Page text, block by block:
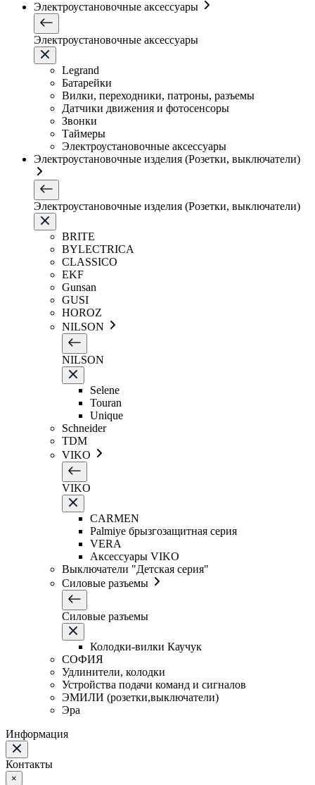
Электроустановочные аксессуары
Электроустановочные аксессуары
Legrand
Батарейки
Вилки, переходники, патроны, разъемы
Датчики движения и фотосенсоры
Звонки
Таймеры
Электроустановочные аксессуары
Электроустановочные изделия (Розетки, выключатели)
Электроустановочные изделия (Розетки, выключатели)
BRITE
BYLECTRICA
CLASSICO
EKF
Gunsan
GUSI
HOROZ
NILSON
NILSON
Selene
Touran
Unique
Schneider
TDM
VIKO
VIKO
CARMEN
Palmiye брызгозащитная серия
VERA
Аксессуары VIKO
Выключатели "Детская серия"
Силовые разъемы
Силовые разъемы
Колодки-вилки Каучук
СОФИЯ
Удлинители, колодки
Устройства подачи команд и сигналов
ЭМИЛИ (розетки,выключатели)
Эра
Информация
Контакты
×